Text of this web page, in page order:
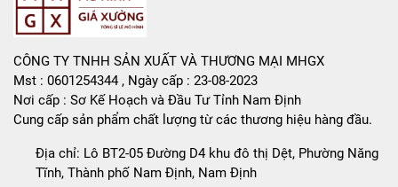
CÔNG TY TNHH SẢN XUẤT VÀ THƯƠNG MẠI MHGX
Mst : 0601254344 , Ngày cấp : 23-08-2023
Nơi cấp : Sơ Kế Hoạch và Đầu Tư Tỉnh Nam Định
Cung cấp sản phẩm chất lượng từ các thương hiệu hàng đầu.
Địa chỉ: Lô BT2-05 Đường D4 khu đô thị Dệt, Phường Năng
Tĩnh, Thành phố Nam Định, Nam Định